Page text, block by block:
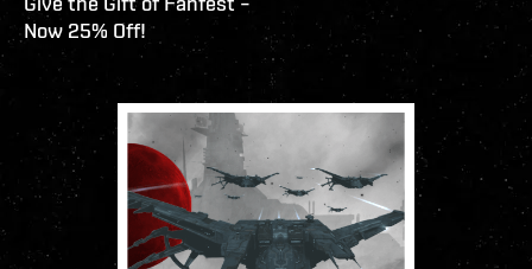
Now 25% Off!